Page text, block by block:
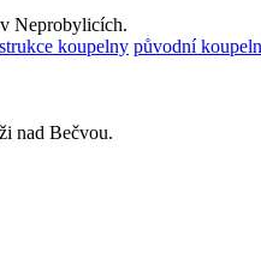
Neprobylicích.
koupelny původní
nad Bečvou.